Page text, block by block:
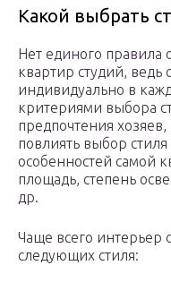
Какой выбрать
Нет единого
квартир студий, ведь
индивидуально в
критериями выбора
предпочтения
повлиять выбор стиля
особенностей самой
площадь, степень
др.
Чаще всего интерьер
следующих стиля: